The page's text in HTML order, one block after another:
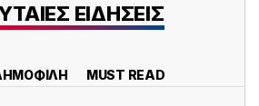
ΕΙΔΗΣΕΙΣ
MUST READ